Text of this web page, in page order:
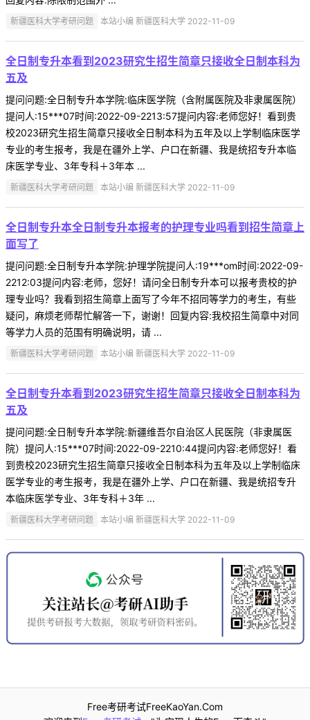
新疆医科大学考研问题 本站小编 新疆医科大学 2022-11-09
全日制专升本看到2023研究生招生简章只接收全日制本科为
五及
提问问题:全日制专升本学院:临床医学院（含附属医院及非隶属医院）
提问人:15***07时间:2022-09-2213:57提问内容:老师您好！看到贵
校2023研究生招生简章只接收全日制本科为五年及以上学制临床医学
专业的考生报考，我是在疆外上学、户口在新疆、我是统招专升本临
床医学专业、3年专科＋3年本 ...
新疆医科大学考研问题 本站小编 新疆医科大学 2022-11-09
全日制专升本全日制专升本报考的护理专业吗看到招生简章上
面写了
提问问题:全日制专升本学院:护理学院提问人:19***om时间:2022-09-
2212:03提问内容:老师，您好！请问全日制专升本可以报考贵校的护
理专业吗？我看到招生简章上面写了今年不招同等学力的考生，有些
疑问，麻烦老师帮忙解答一下，谢谢！回复内容:我校招生简章中对同
等学力人员的范围有明确说明，请 ...
新疆医科大学考研问题 本站小编 新疆医科大学 2022-11-09
全日制专升本看到2023研究生招生简章只接收全日制本科为
五及
提问问题:全日制专升本学院:新疆维吾尔自治区人民医院（非隶属医
院）提问人:15***07时间:2022-09-2210:44提问内容:老师您好！看
到贵校2023研究生招生简章只接收全日制本科为五年及以上学制临床
医学专业的考生报考，我是在疆外上学、户口在新疆、我是统招专升
本临床医学专业、3年专科＋3年 ...
新疆医科大学考研问题 本站小编 新疆医科大学 2022-11-09
Free考研考试FreeKaoYan.Com